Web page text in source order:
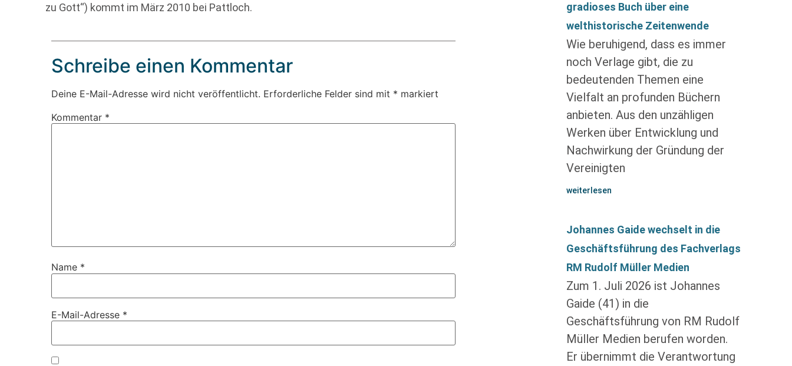
zu Gott“) kommt im März 2010 bei Pattloch.
Schreibe einen Kommentar
Deine E-Mail-Adresse wird nicht veröffentlicht. Erforderliche Felder sind mit * markiert
Kommentar *
Name *
E-Mail-Adresse *
gradioses Buch über eine
welthistorische Zeitenwende
Wie beruhigend, dass es immer
noch Verlage gibt, die zu
bedeutenden Themen eine
Vielfalt an profunden Büchern
anbieten. Aus den unzähligen
Werken über Entwicklung und
Nachwirkung der Gründung der
Vereinigten
weiterlesen
Johannes Gaide wechselt in die
Geschäftsführung des Fachverlags
RM Rudolf Müller Medien
Zum 1. Juli 2026 ist Johannes
Gaide (41) in die
Geschäftsführung von RM Rudolf
Müller Medien berufen worden.
Er übernimmt die Verantwortung